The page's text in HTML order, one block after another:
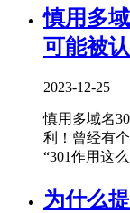
慎用多
可能被
2023-12-25
慎用多域名
利！曾经有
“301作用这
为什么